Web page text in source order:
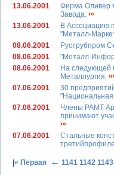
13.06.2001
Фирма Оливер
Завода.
13.06.2001
В Ассоциацию
"Металл-
08.06.2001
Руструбпром
08.06.2001
"Металл-
08.06.2001
На следующей
Металлургия.
07.06.2001
30
07.06.2001
Члены РАМТ
принимают
07.06.2001
Стальные
« Первая ← 1141 1142 1143